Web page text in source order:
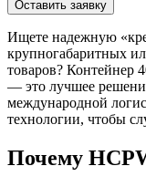
Оставить заявку
Ищете надежную
крупногабаритных
товаров? Контейнер
— это лучшее
международной
технологии, чтобы
Почему